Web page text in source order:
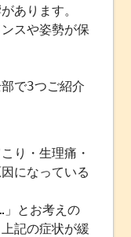
あります。
スや姿勢が保
で3つご紹介
り・生理痛・
になっている
」とお考えの
記の症状が緩